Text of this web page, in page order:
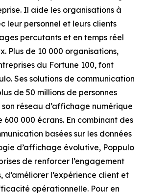
Il aide les organisations à
leur personnel et leurs clients
percutants et en temps réel
Plus de 10 000 organisations,
du Fortune 100, font
Ses solutions de communication
de 50 millions de personnes
réseau d’affichage numérique
600 000 écrans. En combinant des
basées sur les données
d’affichage évolutive, Poppulo
de renforcer l’engagement
d’améliorer l’expérience client et
opérationnelle. Pour en